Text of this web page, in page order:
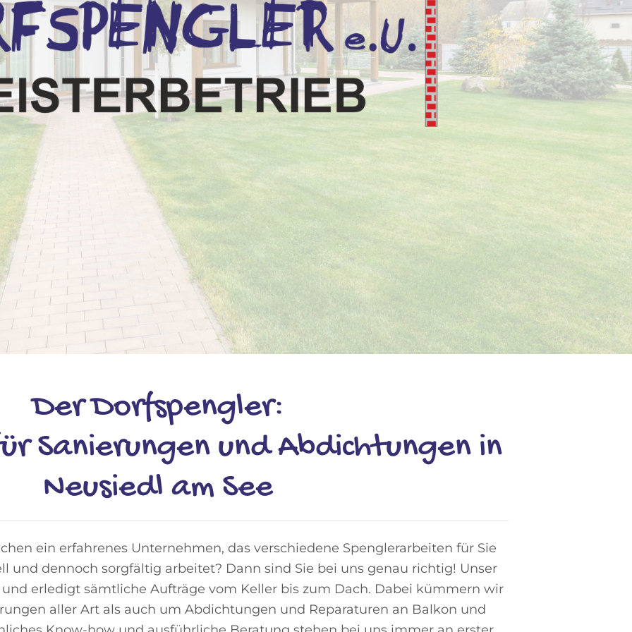
Der Dorfspengler:
Sanierungen und Abdichtungen in
Neusiedl am See
ein erfahrenes Unternehmen, das verschiedene Spenglerarbeiten für Sie
und dennoch sorgfältig arbeitet? Dann sind Sie bei uns genau richtig! Unser
erledigt sämtliche Aufträge vom Keller bis zum Dach. Dabei kümmern wir
aller Art als auch um Abdichtungen und Reparaturen an Balkon und